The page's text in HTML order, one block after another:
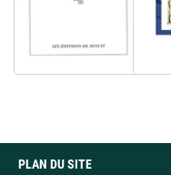
PLAN DU SITE